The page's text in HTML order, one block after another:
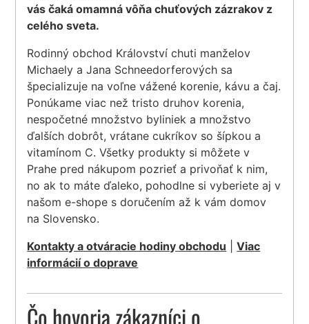
vás čaká omamná vôňa chuťových zázrakov z
celého sveta.
Rodinný obchod Království chuti manželov
Michaely a Jana Schneedorferových sa
špecializuje na voľne vážené korenie, kávu a čaj.
Ponúkame viac než tristo druhov korenia,
nespočetné množstvo byliniek a množstvo
ďalších dobrôt, vrátane cukríkov so šípkou a
vitamínom C. Všetky produkty si môžete v
Prahe pred nákupom pozrieť a privoňať k nim,
no ak to máte ďaleko, pohodlne si vyberiete aj v
našom e-shope s doručením až k vám domov
na Slovensko.
Kontakty a otváracie hodiny obchodu |Viac
informácií o doprave
Čo hovoria zákazníci o